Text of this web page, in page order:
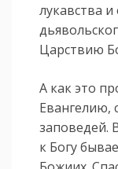
лукавства
Царствию
А как это
Евангелию,
заповедей.
к Богу